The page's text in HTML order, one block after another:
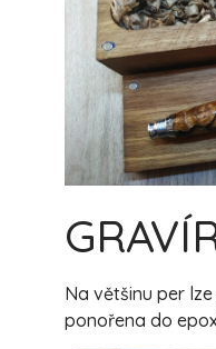
Na většinu per
ponořena do